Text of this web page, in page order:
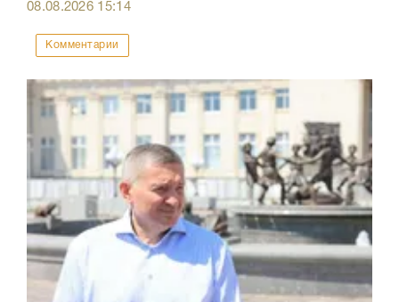
08.08.2026 15:14
Комментарии